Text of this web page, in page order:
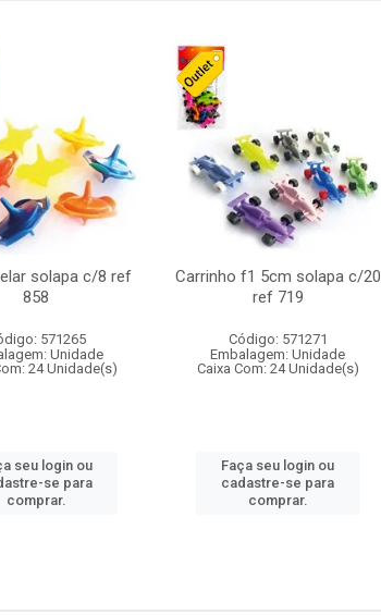
solapa c/8 ref
858
571265
Unidade
24 Unidade(s)
seu login ou
se para
comprar.
Carrinho f1 5cm solapa c/20
ref 719
Código: 571271
Embalagem: Unidade
Caixa Com: 24 Unidade(s)
Faça seu login ou
cadastre-se para
comprar.